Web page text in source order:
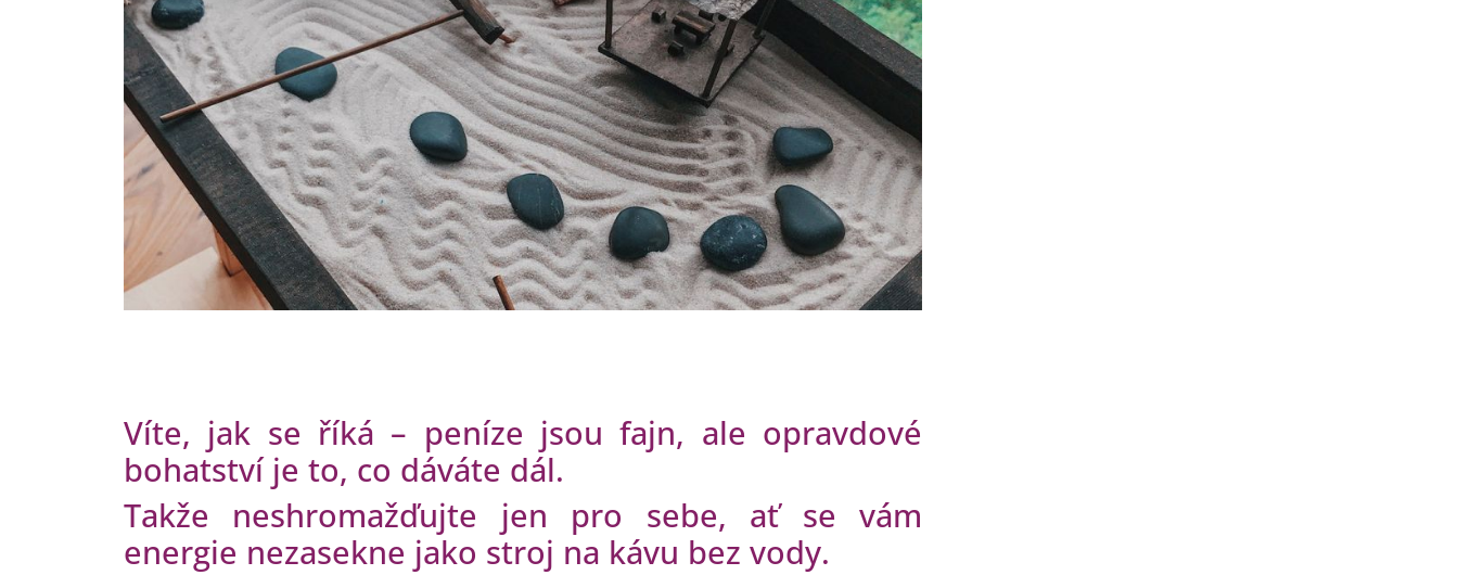
Víte, jak se říká – peníze jsou fajn, ale opravdové
bohatství je to, co dáváte dál.
Takže neshromažďujte jen pro sebe, ať se vám
energie nezasekne jako stroj na kávu bez vody.